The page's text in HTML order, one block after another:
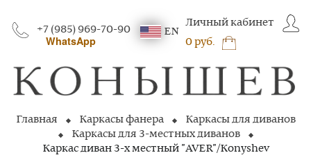
+7 (985) 969-70-90
WhatsApp
EN
Личный кабинет
0 руб.
Главная Каркасы фанера
Каркасы для диванов
Каркасы для 3-местных диванов
Каркас диван 3-х местный "AVER"/Konyshev